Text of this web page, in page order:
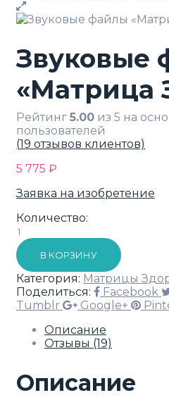
Звуковые
«Матрица
Рейтинг 5.00 из 5 на
пользователей
(19 отзывов клиентов)
5 775 ₽
Заявка на изобретение
Количество:
В КОРЗИНУ
Категория: Матрицы
Поделиться:
Facebook
Tumblr
Google+
Описание
Отзывы (19)
Описание